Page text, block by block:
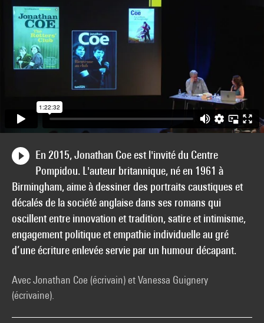
En 2015, Jonathan Coe est l'invité du Centre
Pompidou. L'auteur britannique, né en 1961 à
Birmingham, aime à dessiner des portraits caustiques et
décalés de la société anglaise dans ses romans qui
oscillent entre innovation et tradition, satire et intimisme,
engagement politique et empathie individuelle au gré
d’une écriture enlevée servie par un humour décapant.
Avec Jonathan Coe (écrivain) et Vanessa Guignery
(écrivaine).